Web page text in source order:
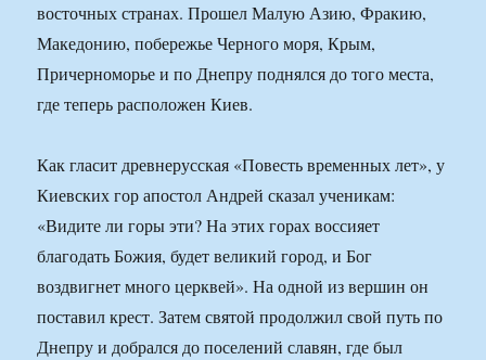
восточных странах. Прошел Малую Азию, Фракию,
Македонию, побережье Черного моря, Крым,
Причерноморье и по Днепру поднялся до того места,
где теперь расположен Киев.
Как гласит древнерусская «Повесть временных лет», у
Киевских гор апостол Андрей сказал ученикам:
«Видите ли горы эти? На этих горах воссияет
благодать Божия, будет великий город, и Бог
воздвигнет много церквей». На одной из вершин он
поставил крест. Затем святой продолжил свой путь по
Днепру и добрался до поселений славян, где был